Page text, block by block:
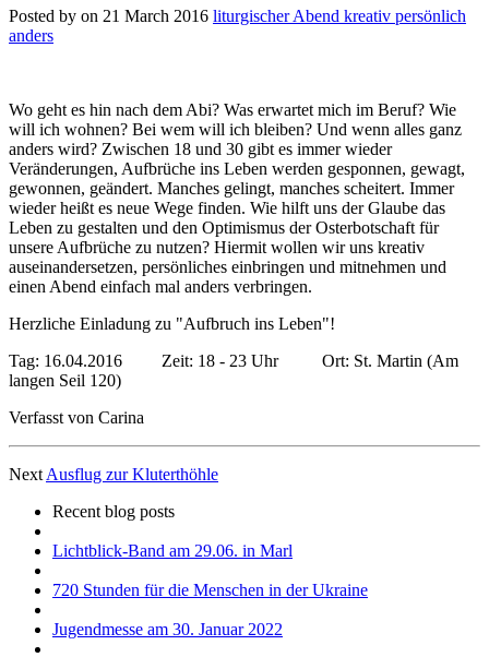
Posted by on 21 March 2016 liturgischer Abend kreativ persönlich
anders
Wo geht es hin nach dem Abi? Was erwartet mich im Beruf? Wie
will ich wohnen? Bei wem will ich bleiben? Und wenn alles ganz
anders wird? Zwischen 18 und 30 gibt es immer wieder
Veränderungen, Aufbrüche ins Leben werden gesponnen, gewagt,
gewonnen, geändert. Manches gelingt, manches scheitert. Immer
wieder heißt es neue Wege finden. Wie hilft uns der Glaube das
Leben zu gestalten und den Optimismus der Osterbotschaft für
unsere Aufbrüche zu nutzen? Hiermit wollen wir uns kreativ
auseinandersetzen, persönliches einbringen und mitnehmen und
einen Abend einfach mal anders verbringen.
Herzliche Einladung zu "Aufbruch ins Leben"!
Tag: 16.04.2016 Zeit: 18 - 23 Uhr Ort: St. Martin (Am
langen Seil 120)
Verfasst von Carina
Next Ausflug zur Kluterthöhle
Recent blog posts
Lichtblick-Band am 29.06. in Marl
720 Stunden für die Menschen in der Ukraine
Jugendmesse am 30. Januar 2022